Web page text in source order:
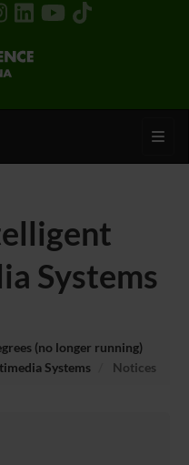
Systems
(no longer running)
Systems
Notices